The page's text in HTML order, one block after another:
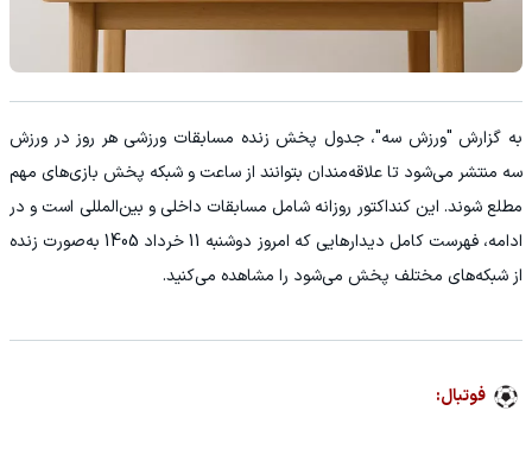
به گزارش "ورزش سه"، جدول پخش زنده مسابقات ورزشی هر روز در ورزش
سه منتشر می‌شود تا علاقه‌مندان بتوانند از ساعت و شبکه پخش بازی‌های مهم
مطلع شوند. این کنداکتور روزانه شامل مسابقات داخلی و بین‌المللی است و در
ادامه، فهرست کامل دیدارهایی که امروز دوشنبه 11 خرداد 1405 به‌صورت زنده
از شبکه‌های مختلف پخش می‌شود را مشاهده می‌کنید.
فوتبال: